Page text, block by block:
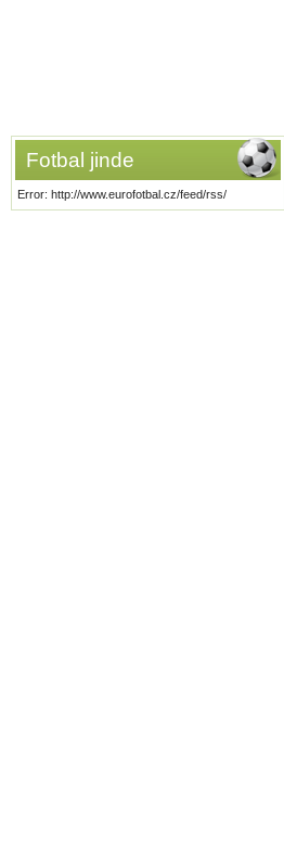
Fotbal jinde
Error: http://www.eurofotbal.cz/feed/rss/